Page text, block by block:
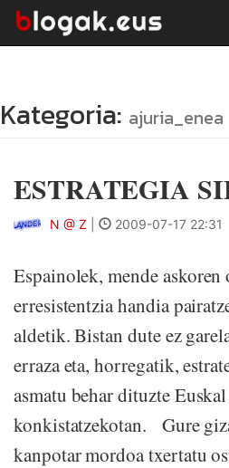
Kategoria: ajuria_enea
ESTRATEGIA
N @ Z 2009-07-17 22:31
Espainolek, mende
erresistentzia handia
aldetik. Bistan dute ez
erraza eta, horregatik,
asmatu behar dituzte
konkistatzekotan. Gure
kanpotar mordoa txertatu